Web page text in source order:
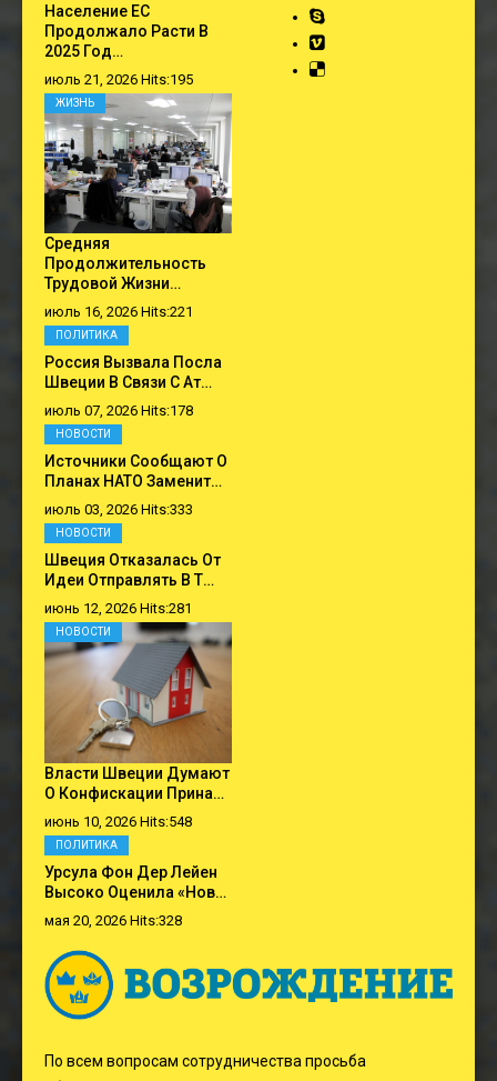
Население ЕС
Продолжало Расти В
2025 Год…
июль 21, 2026 Hits:195
Средняя
Продолжительность
Трудовой Жизни…
июль 16, 2026 Hits:221
ЖИЗНЬ
Россия Вызвала Посла
Швеции В Связи С Ат…
июль 07, 2026 Hits:178
ПОЛИТИКА
Источники Сообщают О
Планах НАТО Заменит…
июль 03, 2026 Hits:333
НОВОСТИ
Швеция Отказалась От
Идеи Отправлять В Т…
июнь 12, 2026 Hits:281
НОВОСТИ
Власти Швеции Думают
О Конфискации Прина…
июнь 10, 2026 Hits:548
НОВОСТИ
Урсула Фон Дер Лейен
Высоко Оценила «нов…
мая 20, 2026 Hits:328
ПОЛИТИКА
По всем вопросам сотрудничества просьба